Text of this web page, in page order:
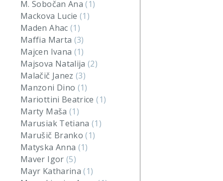
M. Sobočan Ana(1)
Mackova Lucie(1)
Maden Ahac (1)
Maffia Marta (3)
Majcen Ivana (1)
Majsova Natalija(2)
Malačič Janez(3)
Manzoni Dino (1)
Mariottini Beatrice(1)
Marty Maša (1)
Marusiak Tetiana(1)
Marušič Branko(1)
Matyska Anna (1)
Maver Igor (5)
Mayr Katharina(1)